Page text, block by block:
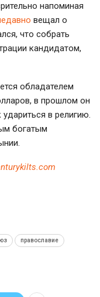
напоминая
вещал о
что собрать
кандидатом,
обладателем
в прошлом он
в религию.
богатым
православие